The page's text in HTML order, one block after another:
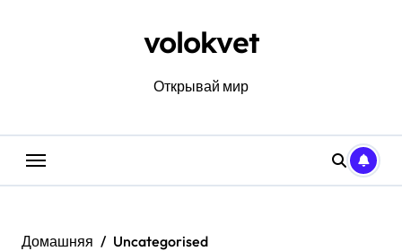
volokvet
Открывай мир
Домашняя
Uncategorised